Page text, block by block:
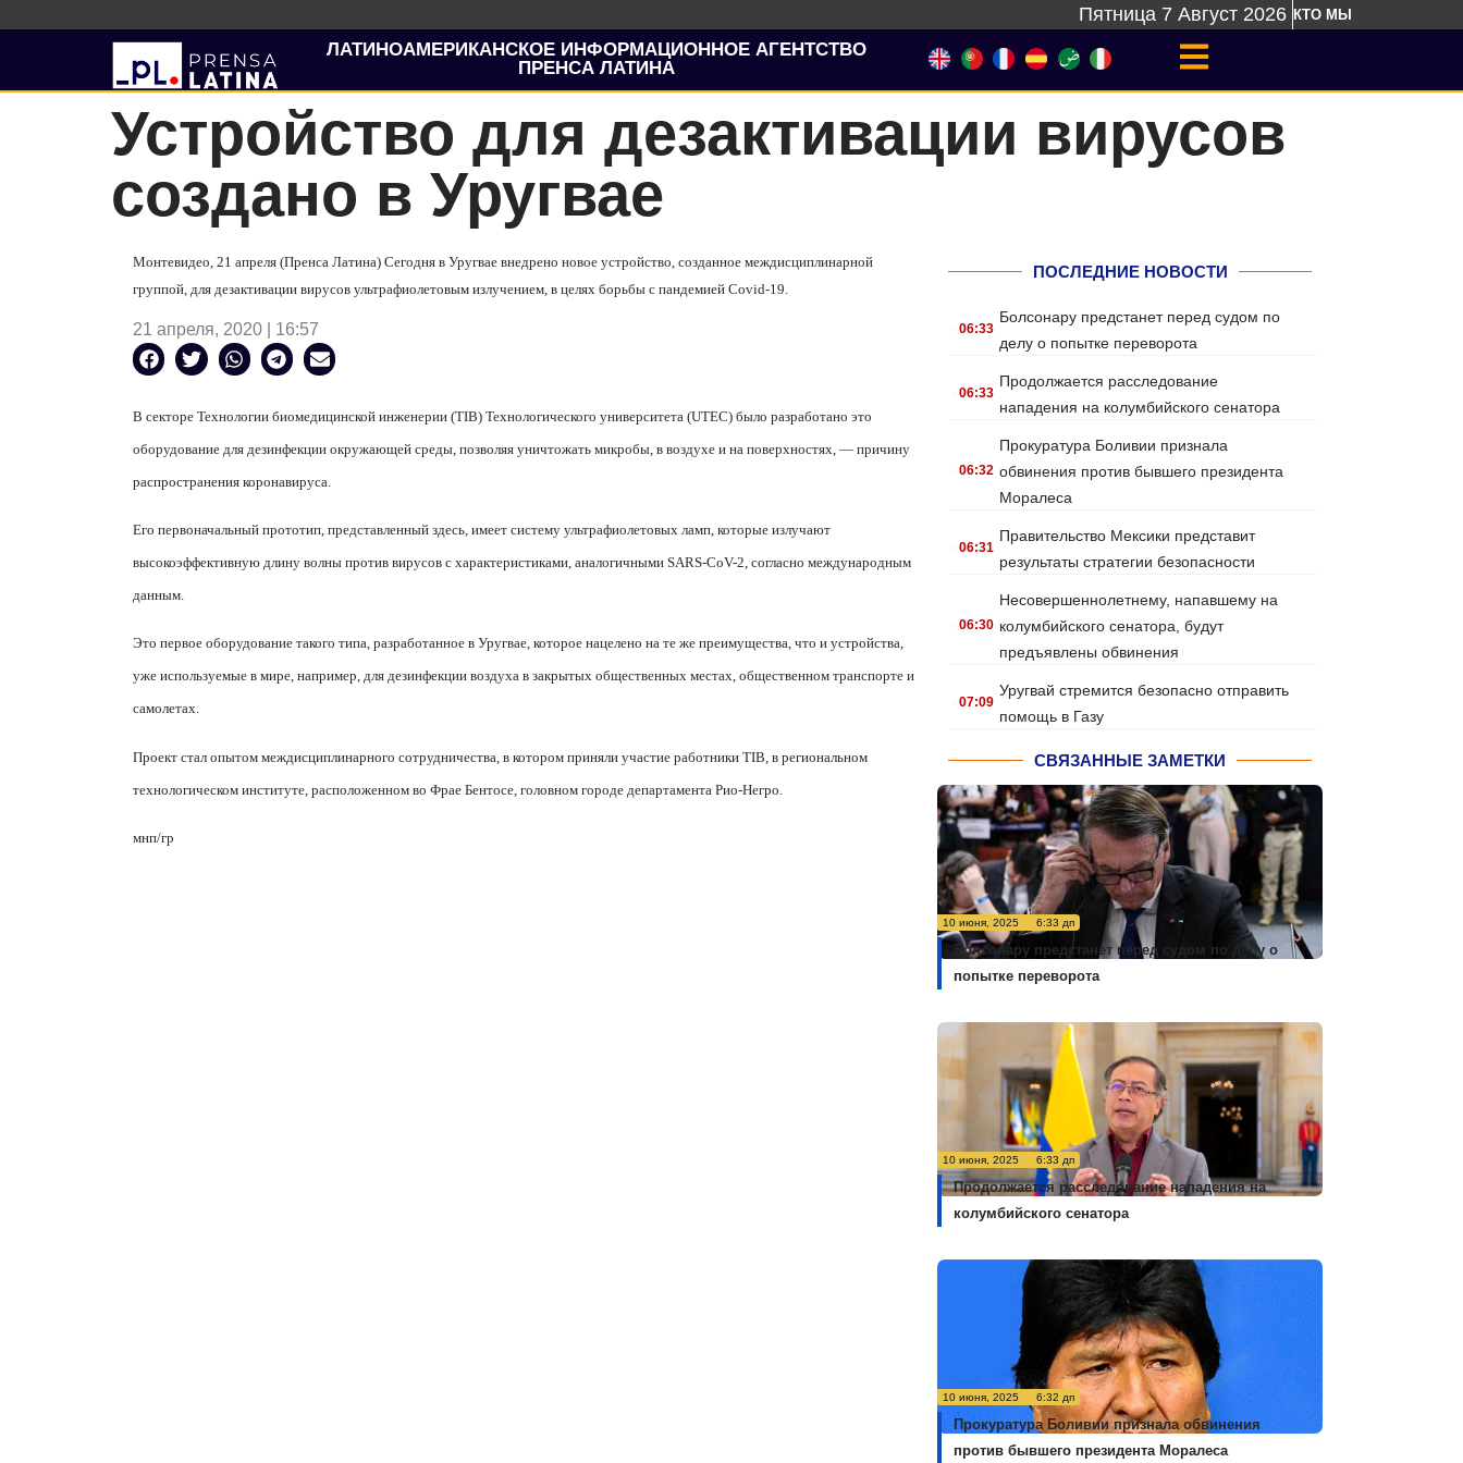
Пятница 7 Август 2026 КТО МЫ
ЛАТИНОАМЕРИКАНСКОЕ ИНФОРМАЦИОННОЕ АГЕНТСТВО
ПРЕНСА ЛАТИНА
Устройство для дезактивации вирусов
создано в Уругвае
Монтевидео, 21 апреля (Пренса Латина) Сегодня в Уругвае внедрено новое устройство, созданное междисциплинарной
группой, для дезактивации вирусов ультрафиолетовым излучением, в целях борьбы с пандемией Covid-19.
21 апреля, 2020 | 16:57
В секторе Технологии биомедицинской инженерии (TIB) Технологического университета (UTEC) было разработано это
оборудование для дезинфекции окружающей среды, позволяя уничтожать микробы, в воздухе и на поверхностях, — причину
распространения коронавируса.
Его первоначальный прототип, представленный здесь, имеет систему ультрафиолетовых ламп, которые излучают
высокоэффективную длину волны против вирусов с характеристиками, аналогичными SARS-CoV-2, согласно международным
данным.
Это первое оборудование такого типа, разработанное в Уругвае, которое нацелено на те же преимущества, что и устройства,
уже используемые в мире, например, для дезинфекции воздуха в закрытых общественных местах, общественном транспорте и
самолетах.
Проект стал опытом междисциплинарного сотрудничества, в котором приняли участие работники TIB, в региональном
технологическом институте, расположенном во Фрае Бентосе, головном городе департамента Рио-Негро.
мнп/гр
ПОСЛЕДНИЕ НОВОСТИ
.06:33
Болсонару предстанет перед судом по
делу о попытке переворота
.06:33
Продолжается расследование
нападения на колумбийского сенатора
.06:32
Прокуратура Боливии признала
обвинения против бывшего президента
Моралеса
.06:31
Правительство Мексики представит
результаты стратегии безопасности
.06:30
Несовершеннолетнему, напавшему на
колумбийского сенатора, будут
предъявлены обвинения
.07:09
Уругвай стремится безопасно отправить
помощь в Газу
СВЯЗАННЫЕ ЗАМЕТКИ
10 июня, 2025 6:33 дп
Болсонару предстанет перед судом по делу о
попытке переворота
10 июня, 2025 6:33 дп
Продолжается расследование нападения на
колумбийского сенатора
10 июня, 2025 6:32 дп
Прокуратура Боливии признала обвинения
против бывшего президента Моралеса